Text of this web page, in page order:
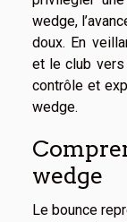
wedge,
doux. En
et le club
contrôle et
wedge.
wedge
Le bounce